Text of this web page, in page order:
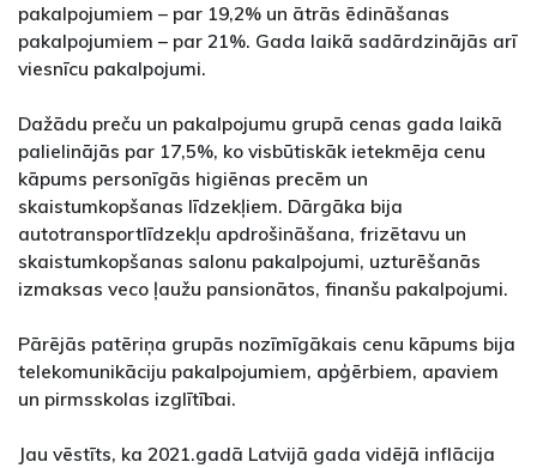
pakalpojumiem – par 19,2% un ātrās ēdināšanas
pakalpojumiem – par 21%. Gada laikā sadārdzinājās arī
viesnīcu pakalpojumi.
Dažādu preču un pakalpojumu grupā cenas gada laikā
palielinājās par 17,5%, ko visbūtiskāk ietekmēja cenu
kāpums personīgās higiēnas precēm un
skaistumkopšanas līdzekļiem. Dārgāka bija
autotransportlīdzekļu apdrošināšana, frizētavu un
skaistumkopšanas salonu pakalpojumi, uzturēšanās
izmaksas veco ļaužu pansionātos, finanšu pakalpojumi.
Pārējās patēriņa grupās nozīmīgākais cenu kāpums bija
telekomunikāciju pakalpojumiem, apģērbiem, apaviem
un pirmsskolas izglītībai.
Jau vēstīts, ka 2021.gadā Latvijā gada vidējā inflācija